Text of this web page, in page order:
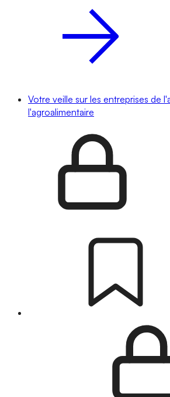
Votre veille sur les entreprises de
l'agroalimentaire